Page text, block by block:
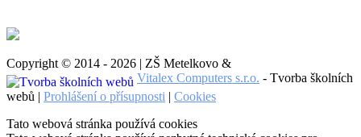
Copyright © 2014 - 2026 | ZŠ Metelkovo &
Vitalex Computers s.r.o. - Tvorba školních
webů | Prohlášení o přísupnosti | Cookies
Tato webová stránka používá cookies